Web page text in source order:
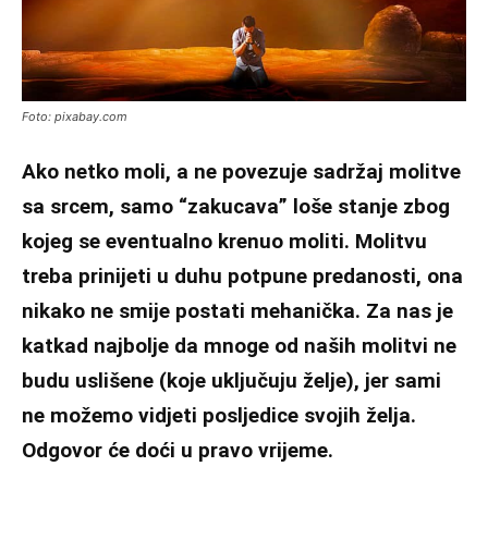
Foto: pixabay.com
Ako netko moli, a ne povezuje sadržaj molitve
sa srcem, samo “zakucava” loše stanje zbog
kojeg se eventualno krenuo moliti. Molitvu
treba prinijeti u duhu potpune predanosti, ona
nikako ne smije postati mehanička. Za nas je
katkad najbolje da mnoge od naših molitvi ne
budu uslišene (koje uključuju želje), jer sami
ne možemo vidjeti posljedice svojih želja.
Odgovor će doći u pravo vrijeme.